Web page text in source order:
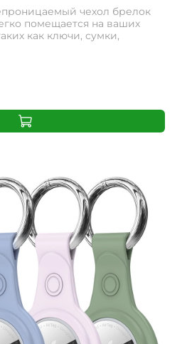
чехол брелок
помещается на ваших
как ключи, сумки,